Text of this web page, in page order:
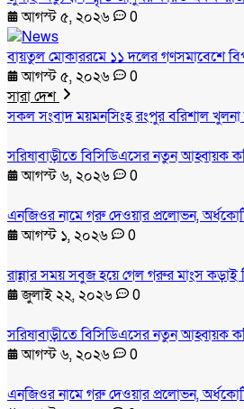
আগস্ট ৫, ২০২৬
0
বায়তুল মোকাররমে ১১ দলের গণসমাবেশে
আগস্ট ৫, ২০২৬
0
সারা দেশ
সকল সংবাদময়মনসিংহরংপুরবরিশালখুলনা
সরিষাবাড়ীতে বিসিডিএসের নতুন আহ্বায়ক
আগস্ট ৬, ২০২৬
0
এনজিওর নামে গরু দেওয়ার প্রলোভন,
আগস্ট ১, ২০২৬
0
রান্নার সময় সবুজ হয়ে গেল গরুর মাংস কড়াই
জুলাই ২২, ২০২৬
0
সরিষাবাড়ীতে বিসিডিএসের নতুন আহ্বায়ক
আগস্ট ৬, ২০২৬
0
এনজিওর নামে গরু দেওয়ার প্রলোভন,